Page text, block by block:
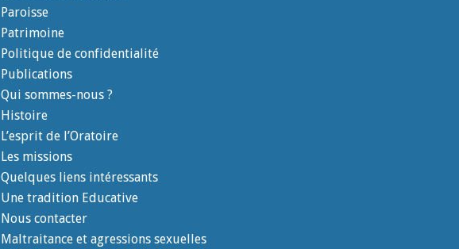
Paroisse
Patrimoine
Politique de confidentialité
Publications
Qui sommes-nous ?
Histoire
L’esprit de l’Oratoire
Les missions
Quelques liens intéressants
Une tradition Educative
Nous contacter
Maltraitance et agressions sexuelles